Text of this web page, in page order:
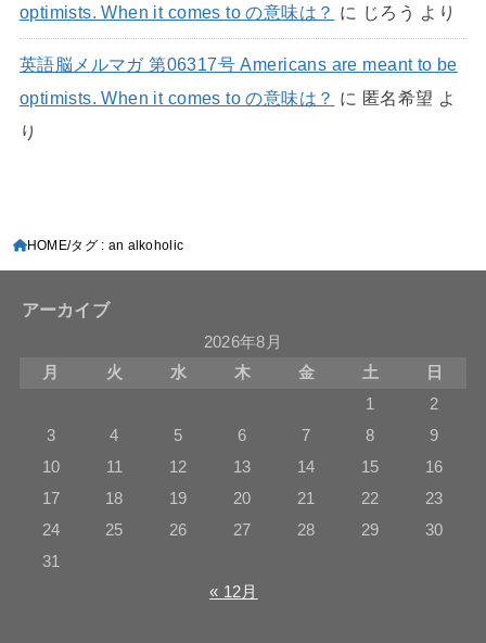
optimists. When it comes to の意味は？ に じろう より
英語脳メルマガ 第06317号 Americans are meant to be
optimists. When it comes to の意味は？ に 匿名希望 よ
り
HOME タグ : an alkoholic
アーカイブ
2026年8月
月
火 水 木 金 土
日
1
2
3
4 5 6 7 8
9
10
11 12 13 14 15
16
17
18 19 20 21 22
23
24
25 26 27 28 29
30
31
« 12月